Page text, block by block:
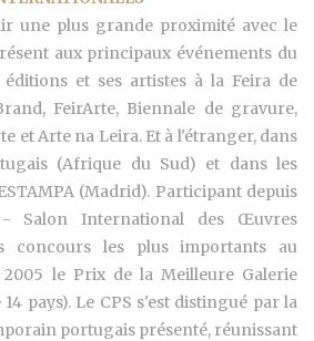
une plus grande proximité avec le
aux principaux événements du
éditions et ses artistes à la Feira de
FeirArte, Biennale de gravure,
et Arte na Leira. Et à l'étranger, dans
(Afrique du Sud) et dans les
(Madrid). Participant depuis
- Salon International des Œuvres
concours les plus importants au
le Prix de la Meilleure Galerie
pays). Le CPS s'est distingué par la
portugais présenté, réunissant